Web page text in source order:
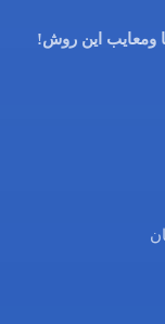
ومعایب این روش!